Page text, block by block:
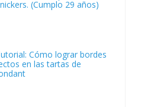
(Cumplo 29 años)
Cómo lograr bordes
en las tartas de